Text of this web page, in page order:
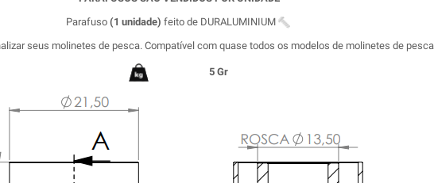
Parafuso (1 unidade) feito de DURALUMINIUM
seus molinetes de pesca. Compatível com quase todos os modelos de molinetes de pesca
5 Gr